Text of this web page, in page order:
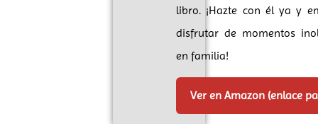
libro. ¡Hazte con él ya y
disfrutar de momentos
en familia!
Ver en Amazon (enlace